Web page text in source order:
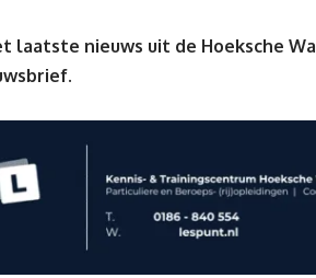
laatste nieuws uit de Hoeksche